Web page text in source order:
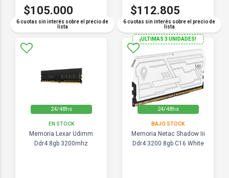
6 cuotas sin interés sobre el precio de
lista
$105.000
6 cuotas sin interés sobre el precio de
lista
$112.805
24/48hs
EN STOCK
Memoria Lexar Udimm
Ddr4 8gb 3200mhz
24/48hs
¡ULTIMAS 3 UNIDADES!
BAJO STOCK
Memoria Netac Shadow Iii
Ddr4 3200 8gb C16 White